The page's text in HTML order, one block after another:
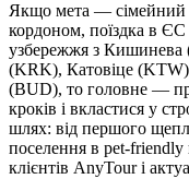
Якщо мета — сімейний
кордоном, поїздка в ЄС
узбережжя з
(KRK), Катовіце
(BUD), то головне —
кроків і вкластися у
шлях: від першого
поселення в pet-
клієнтів AnyTour і